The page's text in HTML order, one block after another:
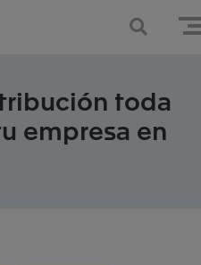
toda
empresa en